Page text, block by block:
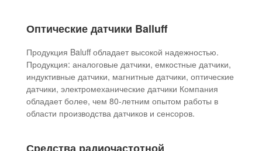
Оптические датчики Balluff
Продукция Baluff обладает высокой надежностью.
Продукция: аналоговые датчики, емкостные датчики,
индуктивные датчики, магнитные датчики, оптические
датчики, электромеханические датчики Компания
обладает более, чем 80-летним опытом работы в
области производства датчиков и сенсоров.